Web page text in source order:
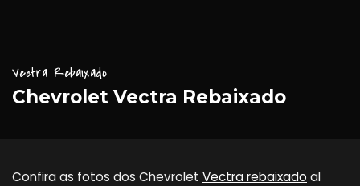
Vectra Rebaixado
Chevrolet Vectra Rebaixado
Confira as fotos dos Chevrolet Vectra rebaixado al